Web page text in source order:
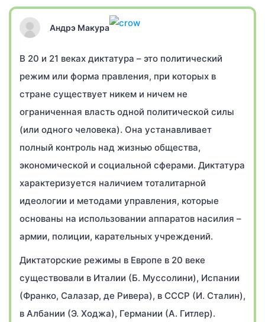
Андрэ Макура
В 20 и 21 веках диктатура – это политический
режим или форма правления, при которых в
стране существует никем и ничем не
ограниченная власть одной политической силы
(или одного человека). Она устанавливает
полный контроль над жизнью общества,
экономической и социальной сферами. Диктатура
характеризуется наличием тоталитарной
идеологии и методами управления, которые
основаны на использовании аппаратов насилия –
армии, полиции, карательных учреждений.
Диктаторские режимы в Европе в 20 веке
существовали в Италии (Б. Муссолини), Испании
(Франко, Салазар, де Ривера), в СССР (И. Сталин),
в Албании (Э. Ходжа), Германии (А. Гитлер).